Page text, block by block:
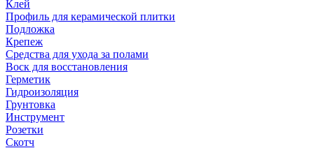
Клей
Профиль для керамической плитки
Подложка
Крепеж
Средства для ухода за полами
Воск для восстановления
Герметик
Гидроизоляция
Грунтовка
Инструмент
Розетки
Скотч